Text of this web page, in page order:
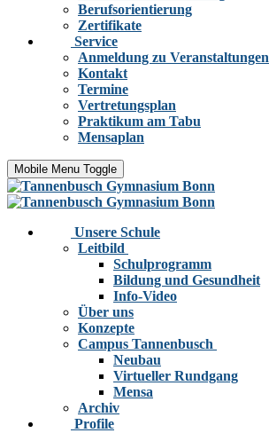
Berufsorientierung
Zertifikate
Service
Anmeldung zu Veranstaltungen
Kontakt
Termine
Vertretungsplan
Praktikum am Tabu
Mensaplan
Mobile Menu Toggle
Unsere Schule
Leitbild
Schulprogramm
Bildung und Gesundheit
Info-Video
Über uns
Konzepte
Campus Tannenbusch
Neubau
Virtueller Rundgang
Mensa
Archiv
Profile